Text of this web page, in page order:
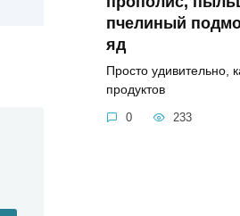
пчелиный
яд
Просто удивительно,
продуктов
0 233